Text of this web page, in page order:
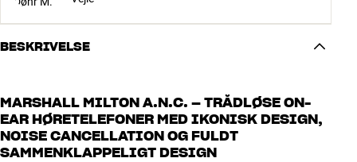
BESKRIVELSE
MARSHALL MILTON A.N.C. – TRÅDLØSE ON-
EAR HØRETELEFONER MED IKONISK DESIGN,
NOISE CANCELLATION OG FULDT
SAMMENKLAPPELIGT DESIGN